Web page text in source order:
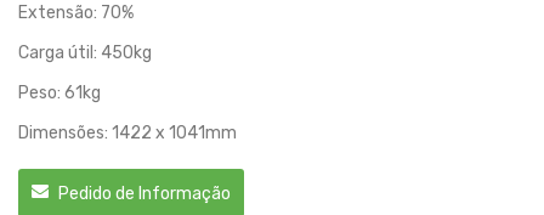
Extensão: 70%
Carga útil: 450kg
Peso: 61kg
Dimensões: 1422 x 1041mm
Pedido de Informação